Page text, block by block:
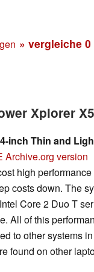
» vergleiche 0
Xplorer
inch Thin and
Archive.org version
high
costs down. The
Core 2 Duo T
All of this
to other systems
found on other